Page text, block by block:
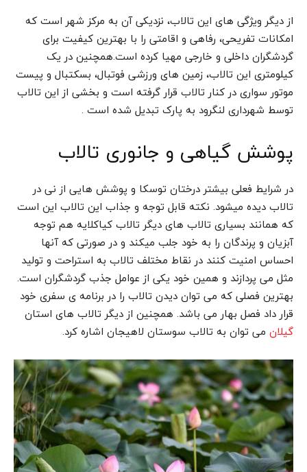
از دیگر ویژگی های این تالاب، نزدیکی آن به مرکز شهر است که
امکانات تفریحی، رفاهی و اقامتی را با بهترین کیفیت برای
گردشگران داخلی و خارجی مهیا کرده است.همچنین در یک
کیلومتری این تالاب، زمین های ورزشی فوتبال، بسکتبال و پیست
موتور سواری در کنار تالاب قرار گرفته است و بخشی از این تالاب
توسط شهرداری لنگرود به پارک تبدیل شده است .
پوشش گیاهی و جانوری تالاب
در شرایط فعلی بیشتر درختان توسکا و پوشش هایی از نی در
تالاب دیده میشود. نکته قابل توجه و جذاب این تالاب این است
که همانند بسیاری تالاب های دیگر تالاب کیاکلایه هم توجه
آبزیان و پرندگان را به خود جلب میکند و در صورتی که آنها
احساس امنیت کنند در نقاط مختلف تالاب به استراحت و تولید
مثل می پردازند و همین خود یکی از عوامل جذب گردشگران است.
بهترین فصلی که می توان دیدن تالاب را در برنامه ی سفری خود
قرار داد فصل بهار می باشد. همچنین از دیگر تالاب های استان
گیلان می توان به تالاب سوستان لاهیجان اشاره کرد.